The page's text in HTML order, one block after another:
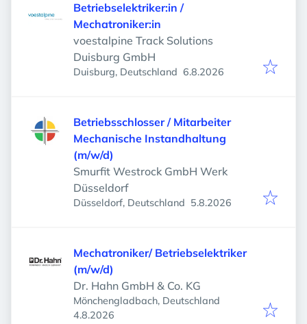
Betriebselektriker:in /
Mechatroniker:in
voestalpine Track Solutions
Duisburg GmbH
Duisburg, Deutschland Veröffentlicht
6.8.2026
Betriebsschlosser / Mitarbeiter
Mechanische Instandhaltung
(m/w/d)
Smurfit Westrock GmbH Werk
Düsseldorf
Düsseldorf, Deutschland Veröffentlicht
5.8.2026
Mechatroniker/ Betriebselektriker
(m/w/d)
Dr. Hahn GmbH & Co. KG
Mönchengladbach, Deutschland
Veröffentlicht
4.8.2026